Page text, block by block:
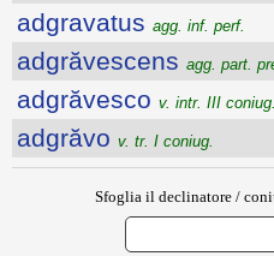
adgravatus agg. inf. perf.
adgrăvescens agg. part.
adgrăvesco v. intr. III coniug.
adgrăvo v. tr. I coniug.
Sfoglia il declinatore /